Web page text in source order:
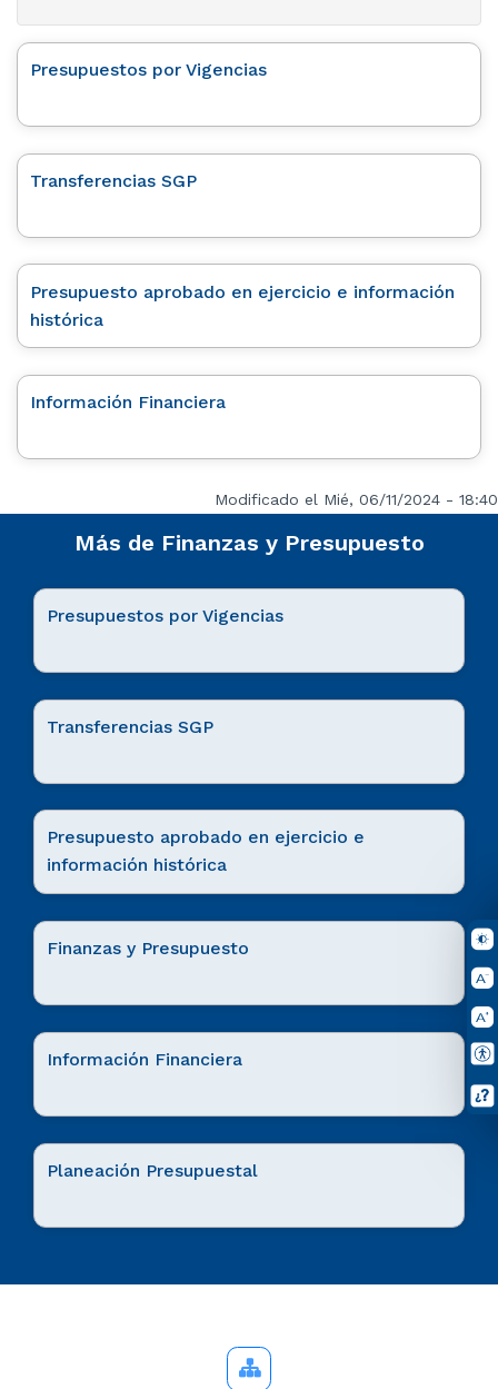
Presupuestos por Vigencias
Transferencias SGP
Presupuesto aprobado en ejercicio e información
histórica
Información Financiera
Modificado el Mié, 06/11/2024 - 18:40
Más de Finanzas y Presupuesto
Presupuestos por Vigencias
Transferencias SGP
Presupuesto aprobado en ejercicio e
información histórica
Finanzas y Presupuesto
Información Financiera
Planeación Presupuestal